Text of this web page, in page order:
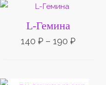
L-Гемина
140 ₽ – 190 ₽190 ₽